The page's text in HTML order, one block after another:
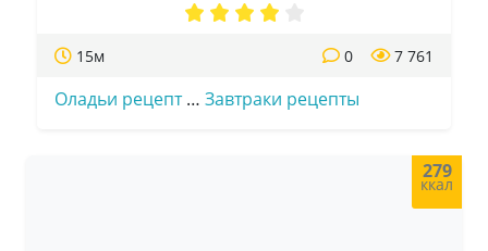
15м 7 761
0
Оладьи рецепт… Завтраки рецепты
279
ккал